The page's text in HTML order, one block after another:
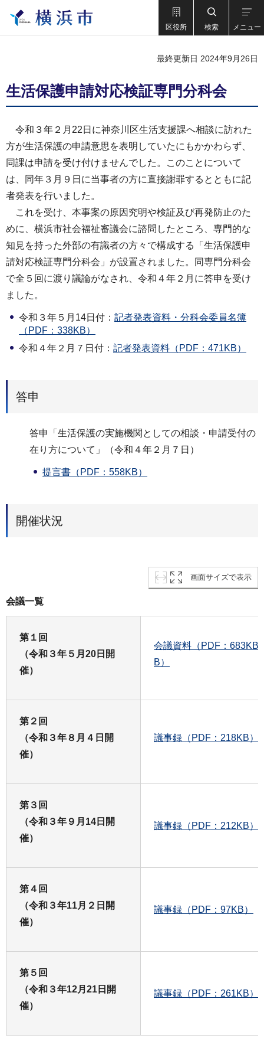
区役所 検索 メニュー
最終更新日 2024年9月26日
生活保護申請対応検証専門分科会
令和３年２月22日に神奈川区生活支援課へ相談に訪れた
方が生活保護の申請意思を表明していたにもかかわらず、
同課は申請を受け付けませんでした。このことについて
は、同年３月９日に当事者の方に直接謝罪するとともに記
者発表を行いました。
これを受け、本事案の原因究明や検証及び再発防止のた
めに、横浜市社会福祉審議会に諮問したところ、専門的な
知見を持った外部の有識者の方々で構成する「生活保護申
請対応検証専門分科会」が設置されました。同専門分科会
で全５回に渡り議論がなされ、令和４年２月に答申を受け
ました。
令和３年５月14日付： 記者発表資料・分科会委員名簿
（PDF：338KB）
令和４年２月７日付： 記者発表資料（PDF：471KB）
答申
答申「生活保護の実施機関としての相談・申請受付の
在り方について」（令和４年２月７日）
提言書（PDF：558KB）
開催状況
画面サイズで表示
会議一覧
第１回
（令和３年５月20日開
催）
会議資料（PDF：683KB
B）
第２回
（令和３年８月４日開
催）
議事録（PDF：218KB）
第３回
（令和３年９月14日開
催）
議事録（PDF：212KB）
第４回
（令和３年11月２日開
催）
議事録（PDF：97KB）
第５回
（令和３年12月21日開
催）
議事録（PDF：261KB）